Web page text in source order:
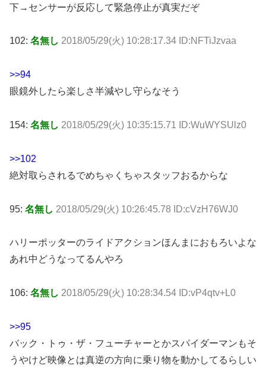
下→センサーが反応して緊急停止が真実だぞ
102: 名無し 2018/05/29(火) 10:28:17.34 ID:NFTiJzvaa
>>94
眼鏡外したら楽しさ半減やし守らなそう
154: 名無し 2018/05/29(火) 10:35:15.71 ID:WuWYSUlz0
>>102
絶対取らされるでめちゃくちゃスタッフおるからな
95: 名無し 2018/05/29(火) 10:26:45.78 ID:cVzH76WJ0
ハリーポッターのライドアクションほんまにおもろいよな
あれ中どうなってるんやろ
106: 名無し 2018/05/29(火) 10:28:34.54 ID:vP4qtv+L0
>>95
バック・トゥ・ザ・フューチャーとかスパイダーマンもそ
うやけど映像とは真逆の方向に乗り物を動かしてるらしい